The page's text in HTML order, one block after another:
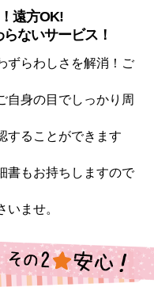
遠方OK!
ないサービス！
ずらわしさを解消！ご
自身の目でしっかり周
することができます
書もお持ちしますので
いませ。